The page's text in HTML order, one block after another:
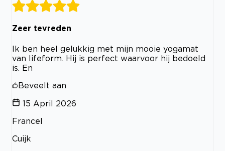
Zeer tevreden
Ik ben heel gelukkig met mijn mooie yogamat
van lifeform. Hij is perfect waarvoor hij bedoeld
is. En
Beveelt aan
15 April 2026
Francel
Cuijk